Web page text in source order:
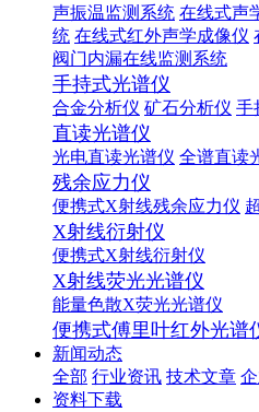
声振温监测系统 在线式声
统 在线式红外声学成像仪
阀门内漏在线监测系统
手持式光谱仪
合金分析仪 矿石分析仪 手
直读光谱仪
光电直读光谱仪 全谱直读
残余应力仪
便携式X射线残余应力仪
X射线衍射仪
便携式X射线衍射仪
X射线荧光光谱仪
能量色散X荧光光谱仪
便携式傅里叶红外光谱
新闻动态
全部 行业资讯 技术文章
资料下载